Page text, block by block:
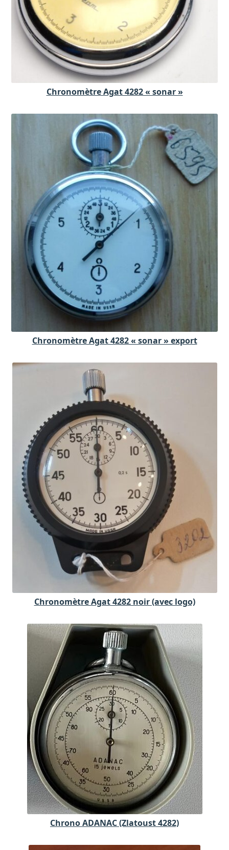
Chronomètre Agat 4282 « sonar »
Chronomètre Agat 4282 « sonar » export
Chronomètre Agat 4282 noir (avec logo)
Chrono ADANAC (Zlatoust 4282)